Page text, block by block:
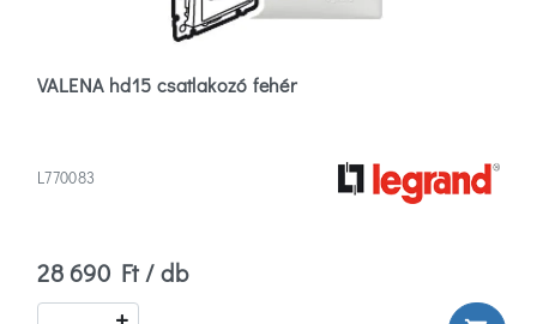
VALENA hd15 csatlakozó fehér
L770083
28 690 Ft / db